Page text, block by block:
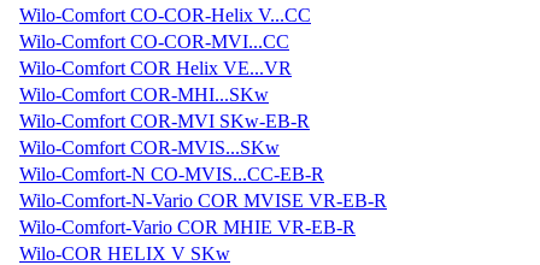
Wilo-Comfort CO-COR-Helix V...CC
Wilo-Comfort CO-COR-MVI...CC
Wilo-Comfort COR Helix VE...VR
Wilo-Comfort COR-MHI...SKw
Wilo-Comfort COR-MVI SKw-EB-R
Wilo-Comfort COR-MVIS...SKw
Wilo-Comfort-N CO-MVIS...CC-EB-R
Wilo-Comfort-N-Vario COR MVISE VR-EB-R
Wilo-Comfort-Vario COR MHIE VR-EB-R
Wilo-COR HELIX V SKw